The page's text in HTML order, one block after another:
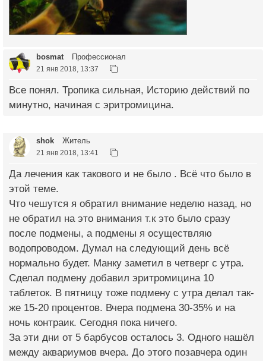
bosmat Профессионал
21 янв 2018, 13:37
Все понял. Тропика сильная, Историю действий по
минутно, начиная с эритромицина.
shok Житель
21 янв 2018, 13:41
Да лечения как такового и не было . Всё что было в
этой теме.
Что чешутся я обратил внимание неделю назад, но
не обратил на это внимания т.к это было сразу
после подмены, а подмены я осуществляю
водопроводом. Думал на следующий день всё
нормально будет. Манку заметил в четверг с утра.
Сделал подмену добавил эритромицина 10
таблеток. В пятницу тоже подмену с утра делал так-
же 15-20 процентов. Вчера подмена 30-35% и на
ночь контраик. Сегодня пока ничего.
За эти дни от 5 барбусов осталось 3. Одного нашёл
между аквариумов вчера. До этого позавчера один